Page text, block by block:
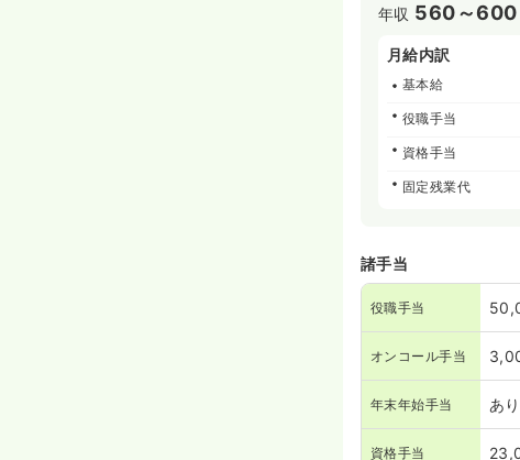
年収 560～600
月給内訳
基本給
役職手当
資格手当
固定残業代
諸手当
役職手当
オンコール手当
年末年始手当 あり
資格手当